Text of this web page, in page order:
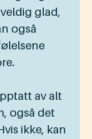
glad,
også
av alt
også det
ikke, kan